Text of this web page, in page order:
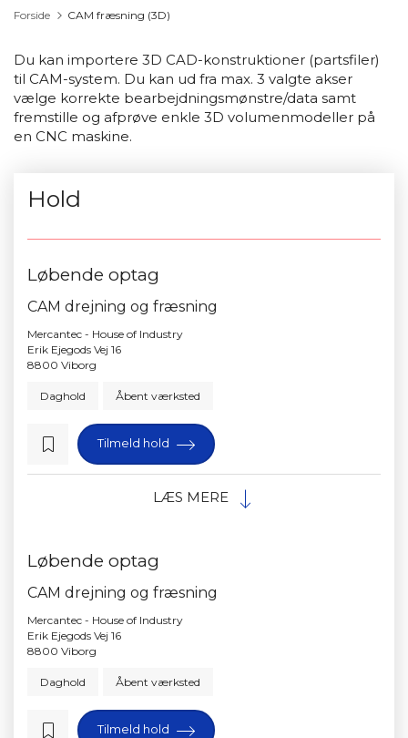
Forside CAM fræsning (3D)
Du kan importere 3D CAD-konstruktioner (partsfiler)
til CAM-system. Du kan ud fra max. 3 valgte akser
vælge korrekte bearbejdningsmønstre/data samt
fremstille og afprøve enkle 3D volumenmodeller på
en CNC maskine.
Hold
Løbende optag
CAM drejning og fræsning
Mercantec - House of Industry
Erik Ejegods Vej 16
8800 Viborg
Daghold Åbent værksted
Tilmeld hold
LÆS MERE
Løbende optag
CAM drejning og fræsning
Mercantec - House of Industry
Erik Ejegods Vej 16
8800 Viborg
Daghold Åbent værksted
Tilmeld hold